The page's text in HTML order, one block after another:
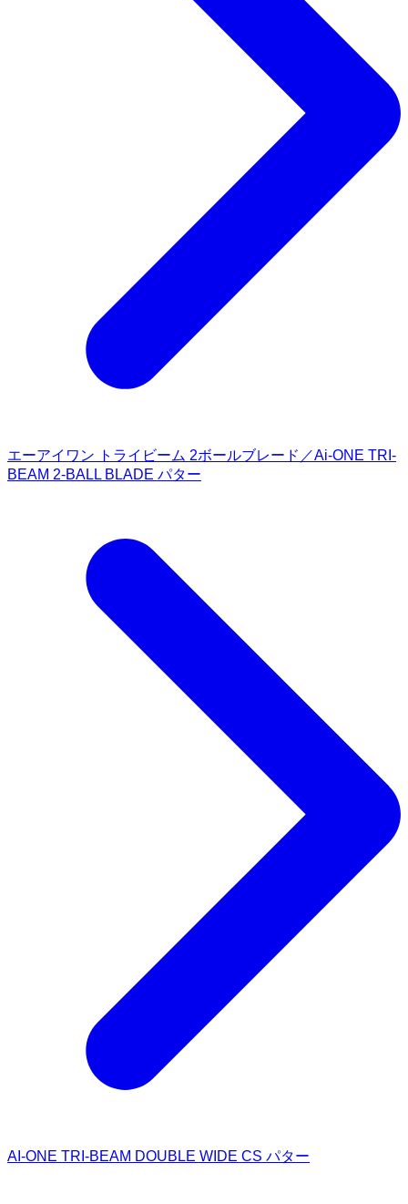
エーアイワン トライビーム 2ボールブレード／Ai-ONE TRI-
BEAM 2-BALL BLADE パター
AI-ONE TRI-BEAM DOUBLE WIDE CS パター